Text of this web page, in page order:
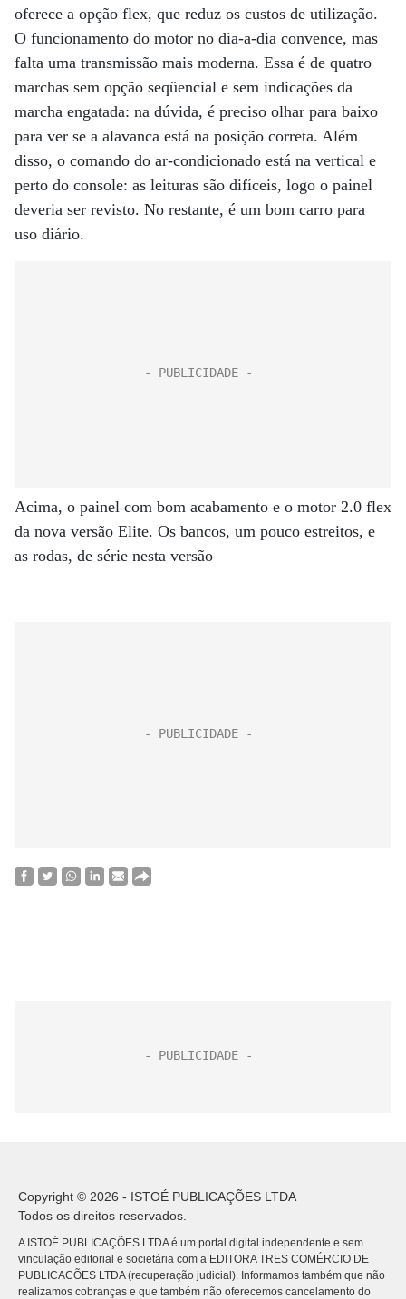
oferece a opção flex, que reduz os custos de utilização.
O funcionamento do motor no dia-a-dia convence, mas
falta uma transmissão mais moderna. Essa é de quatro
marchas sem opção seqüencial e sem indicações da
marcha engatada: na dúvida, é preciso olhar para baixo
para ver se a alavanca está na posição correta. Além
disso, o comando do ar-condicionado está na vertical e
perto do console: as leituras são difíceis, logo o painel
deveria ser revisto. No restante, é um bom carro para
uso diário.
Acima, o painel com bom acabamento e o motor 2.0 flex
da nova versão Elite. Os bancos, um pouco estreitos, e
as rodas, de série nesta versão
Copyright © 2026 - ISTOÉ PUBLICAÇÕES LTDA
Todos os direitos reservados.
A ISTOÉ PUBLICAÇÕES LTDA é um portal digital independente e sem
vinculação editorial e societária com a EDITORA TRES COMÉRCIO DE
PUBLICACÕES LTDA (recuperação judicial). Informamos também que não
realizamos cobranças e que também não oferecemos cancelamento do